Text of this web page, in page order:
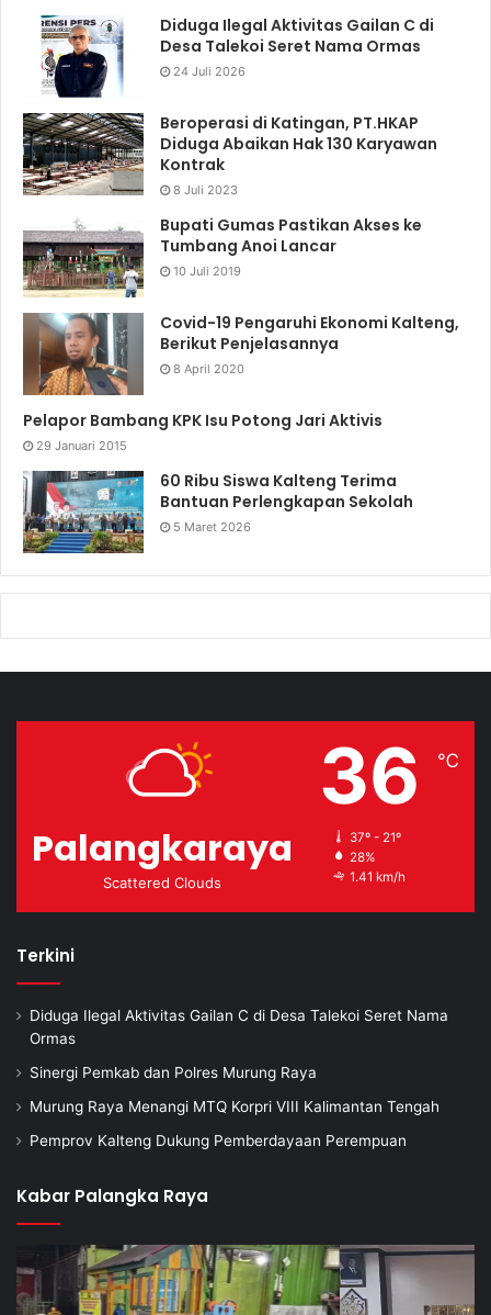
Diduga Ilegal Aktivitas Gailan C di
Desa Talekoi Seret Nama Ormas
24 Juli 2026
Beroperasi di Katingan, PT.HKAP
Diduga Abaikan Hak 130 Karyawan
Kontrak
8 Juli 2023
Bupati Gumas Pastikan Akses ke
Tumbang Anoi Lancar
10 Juli 2019
Covid-19 Pengaruhi Ekonomi Kalteng,
Berikut Penjelasannya
8 April 2020
Pelapor Bambang KPK Isu Potong Jari Aktivis
29 Januari 2015
60 Ribu Siswa Kalteng Terima
Bantuan Perlengkapan Sekolah
5 Maret 2026
Palangkaraya
Scattered Clouds
36 ℃
37º - 21º
28%
1.41 km/h
Terkini
Diduga Ilegal Aktivitas Gailan C di Desa Talekoi Seret Nama
Ormas
Sinergi Pemkab dan Polres Murung Raya
Murung Raya Menangi MTQ Korpri VIII Kalimantan Tengah
Pemprov Kalteng Dukung Pemberdayaan Perempuan
Kabar Palangka Raya